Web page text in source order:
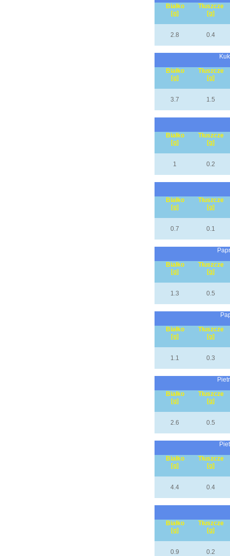
Białko
[g]
Tłuszcze
[g]
2.8 0.4
Białko
[g]
Tłuszcze
[g]
3.7 1.5
Białko
[g]
Tłuszcze
[g]
1 0.2
Białko
[g]
Tłuszcze
[g]
0.7 0.1
Białko
[g]
Tłuszcze
[g]
1.3 0.5
Białko
[g]
Tłuszcze
[g]
1.1 0.3
Białko
[g]
Tłuszcze
[g]
2.6 0.5
Białko
[g]
Tłuszcze
[g]
4.4 0.4
Białko
[g]
Tłuszcze
[g]
0.9 0.2